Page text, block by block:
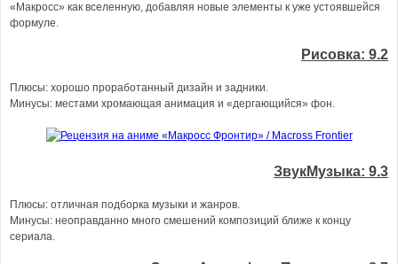
«Макросс» как вселенную, добавляя новые элементы к уже устоявшейся
формуле.
Рисовка: 9.2
Плюсы: хорошо проработанный дизайн и задники.
Минусы: местами хромающая анимация и «дергающийся» фон.
ЗвукМузыка: 9.3
Плюсы: отличная подборка музыки и жанров.
Минусы: неоправданно много смешений композиций ближе к концу
сериала.